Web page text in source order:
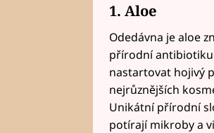
1. Aloe
Odedávna je aloe
přírodní
nastartovat hojivý
nejrůznějších
Unikátní přírodní
potírají mikroby a